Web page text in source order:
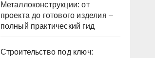
Металлоконструкции: от
проекта до готового изделия –
полный практический гид
Строительство под ключ: